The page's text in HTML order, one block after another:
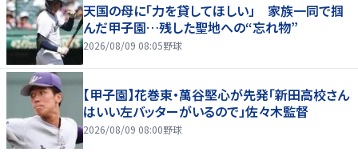
天国の母に「力を貸してほしい」 家族一同で掴
んだ甲子園…残した聖地への“忘れ物”
2026/08/09 08:05野球
【甲子園】花巻東・萬谷堅心が先発「新田高校さん
はいい左バッターがいるので」佐々木監督
2026/08/09 08:00野球